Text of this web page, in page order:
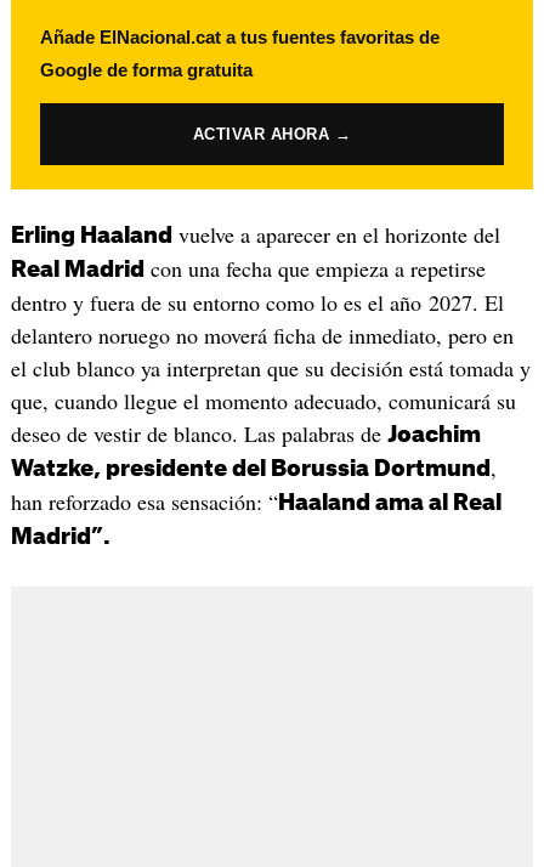
Añade ElNacional.cat a tus fuentes favoritas de
Google de forma gratuita
ACTIVAR AHORA →
Erling Haaland vuelve a aparecer en el horizonte del
Real Madrid con una fecha que empieza a repetirse
dentro y fuera de su entorno como lo es el año 2027. El
delantero noruego no moverá ficha de inmediato, pero en
el club blanco ya interpretan que su decisión está tomada y
que, cuando llegue el momento adecuado, comunicará su
deseo de vestir de blanco. Las palabras de Joachim
Watzke, presidente del Borussia Dortmund ,
han reforzado esa sensación: “Haaland ama al Real
Madrid”.